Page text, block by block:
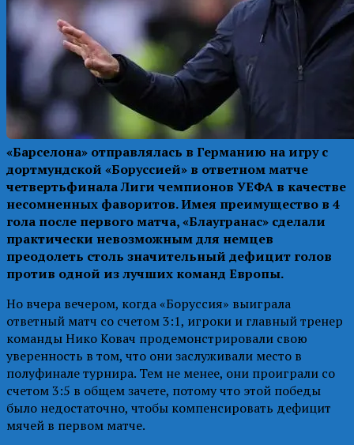
«Барселона» отправлялась в Германию на игру с
дортмундской «Боруссией» в ответном матче
четвертьфинала Лиги чемпионов УЕФА в качестве
несомненных фаворитов. Имея преимущество в 4
гола после первого матча, «Блаугранас» сделали
практически невозможным для немцев
преодолеть столь значительный дефицит голов
против одной из лучших команд Европы.
Но вчера вечером, когда «Боруссия» выиграла
ответный матч со счетом 3:1, игроки и главный тренер
команды Нико Ковач продемонстрировали свою
уверенность в том, что они заслуживали место в
полуфинале турнира. Тем не менее, они проиграли со
счетом 3:5 в общем зачете, потому что этой победы
было недостаточно, чтобы компенсировать дефицит
мячей в первом матче.